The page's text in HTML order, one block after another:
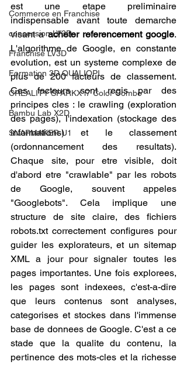
Commerce en Franchise
concession LV3D
Franchise LV3D
Formation 3D QUALIOPI
CREALITY SPARKX i7 Color Combo
Bambu Lab X2D
SNAPMAKER U1
est une etape preliminaire
indispensable avant toute demarche
visant a acheter referencement google.
L'algorithme de Google, en constante
evolution, est un systeme complexe de
plus de 200 facteurs de classement.
Ces facteurs sont regis par des
principes cles : le crawling (exploration
des pages), l'indexation (stockage des
informations) et le classement
(ordonnancement des resultats).
Chaque site, pour etre visible, doit
d'abord etre "crawlable" par les robots
de Google, souvent appeles
"Googlebots". Cela implique une
structure de site claire, des fichiers
robots.txt correctement configures pour
guider les explorateurs, et un sitemap
XML a jour pour signaler toutes les
pages importantes. Une fois explorees,
les pages sont indexees, c'est-a-dire
que leurs contenus sont analyses,
categorises et stockes dans l'immense
base de donnees de Google. C'est a ce
stade que la qualite du contenu, la
pertinence des mots-cles et la richesse